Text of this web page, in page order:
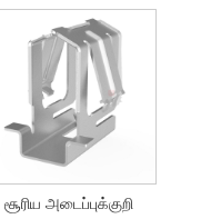
சூரிய அடைப்புக்குறி